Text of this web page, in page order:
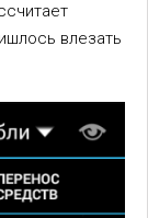
влезать